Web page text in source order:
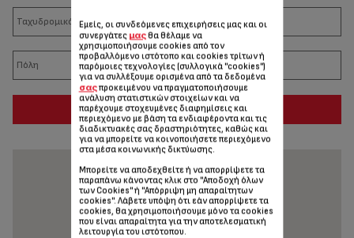
OK
Εμείς, οι συνδεόμενες επιχειρήσεις μας και οι
συνεργάτες μαςθα θέλαμε να
χρησιμοποιήσουμε cookies από τον
προβαλλόμενο ιστότοπο και cookies τρίτων ή
παρόμοιες τεχνολογίες (συλλογικά "cookies")
για να συλλέξουμε ορισμένα από τα δεδομένα
σαςπροκειμένου να πραγματοποιήσουμε
ανάλυση στατιστικών στοιχείων και να
παρέχουμε στοχευμένες διαφημίσεις και
περιεχόμενο με βάση τα ενδιαφέροντα και τις
διαδικτυακές σας δραστηριότητες, καθώς και
για να μπορείτε να κοινοποιήσετε περιεχόμενο
στα μέσα κοινωνικής δικτύωσης.
Μπορείτε να αποδεχθείτε ή να απορρίψετε τα
παραπάνω κάνοντας κλικ στο "Αποδοχή όλων
των Cookies" ή "Απόρριψη μη απαραίτητων
cookies". Λάβετε υπόψη ότι εάν απορρίψετε τα
cookies, θα χρησιμοποιήσουμε μόνο τα cookies
που είναι απαραίτητα για την αποτελεσματική
λειτουργία του ιστότοπου.